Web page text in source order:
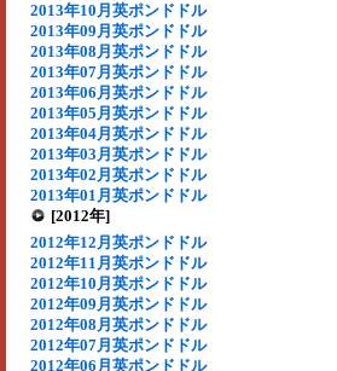
2013年10月英ポンドドル
2013年09月英ポンドドル
2013年08月英ポンドドル
2013年07月英ポンドドル
2013年06月英ポンドドル
2013年05月英ポンドドル
2013年04月英ポンドドル
2013年03月英ポンドドル
2013年02月英ポンドドル
2013年01月英ポンドドル
[2012年]
2012年12月英ポンドドル
2012年11月英ポンドドル
2012年10月英ポンドドル
2012年09月英ポンドドル
2012年08月英ポンドドル
2012年07月英ポンドドル
2012年06月英ポンドドル